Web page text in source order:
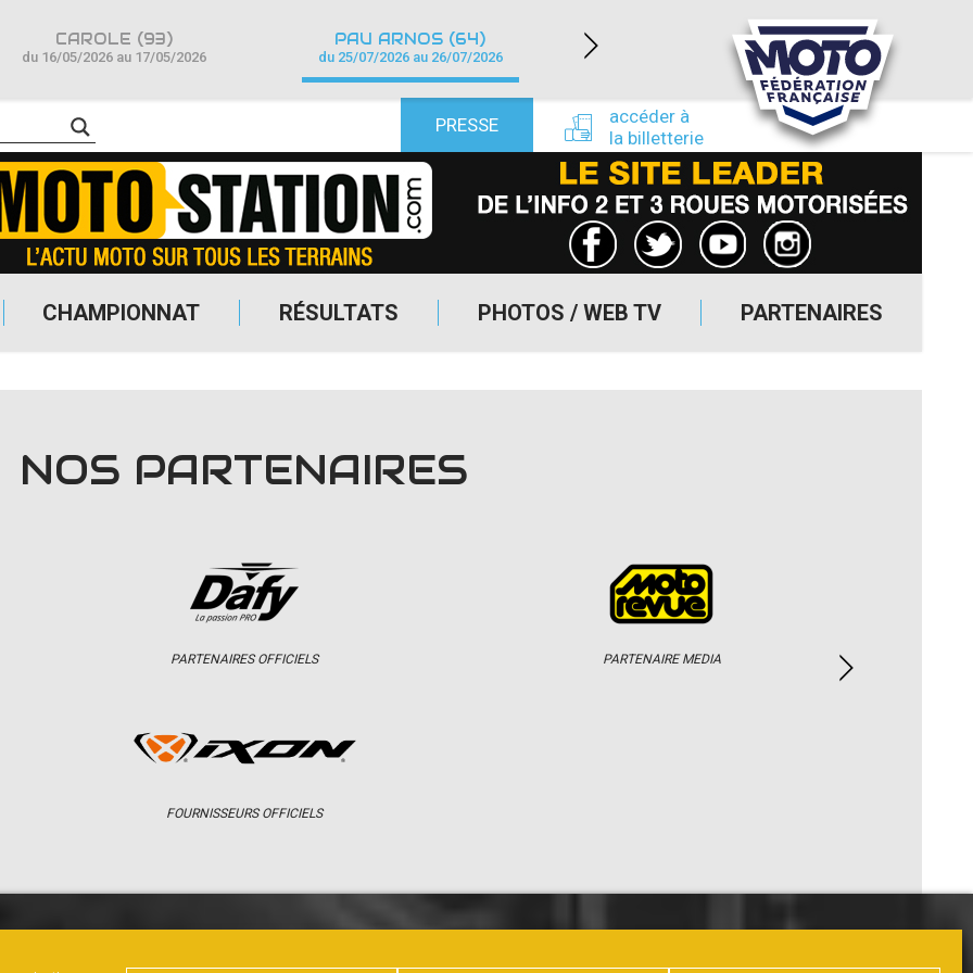
CHAMPIONNAT RÉSULTATS PHOTOS / WEB TV PARTENAIRES
PRESSE
accéder à
la billetterie
CAROLE (93)
du 16/05/2026 au 17/05/2026
PAU ARNOS (64)
du 25/07/2026 au 26/07/2026
LÉDENON (30)
du 22/08/2026 au 23/08/2026
NOS PARTENAIRES
PARTENAIRES OFFICIELS
FOURNISSEURS OFFICIELS
PARTENAIRE MEDIA
CHAMPIONNAT RÉSULTATS PHOTOS / WEB TV PARTENAIRES